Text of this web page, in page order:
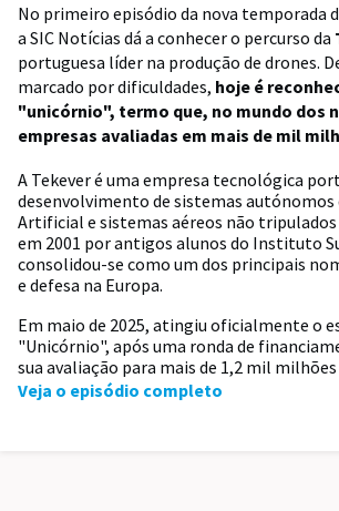
No primeiro episódio da nova temporada
a SIC Notícias dá a conhecer o percurso da
portuguesa líder na produção de drones.
marcado por dificuldades, hoje é
"unicórnio", termo que, no mundo dos
empresas avaliadas em mais de mil
A Tekeveré uma empresa tecnológica
desenvolvimento de sistemas
Artificial e sistemas aéreos não tripulados
em 2001 por antigos alunos do Instituto
consolidou-se como um dos principais
e defesa na Europa.
Em maio de 2025, atingiu oficialmente o
"Unicórnio", após uma ronda de
sua avaliação para mais de 1,2 mil milhões
Veja o episódio completo